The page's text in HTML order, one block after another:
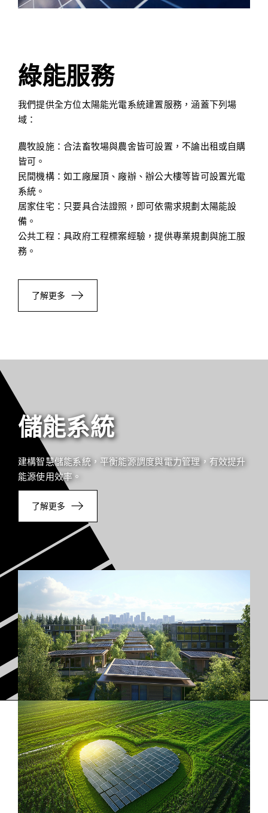
綠能服務
我們提供全方位太陽能光電系統建置服務，涵蓋下列場
域：
農牧設施：合法畜牧場與農舍皆可設置，不論出租或自購
皆可。
民間機構：如工廠屋頂、廠辦、辦公大樓等皆可設置光電
系統。
居家住宅：只要具合法證照，即可依需求規劃太陽能設
備。
公共工程：具政府工程標案經驗，提供專業規劃與施工服
務。
了解更多
儲能系統
建構智慧儲能系統，平衡能源調度與電力管理，有效提升
能源使用效率。
了解更多